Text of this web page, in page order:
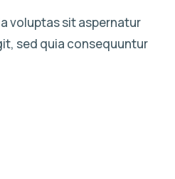
voluptas sit aspernatur
sed quia consequuntur